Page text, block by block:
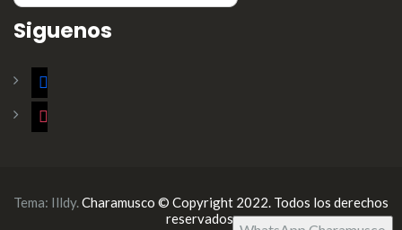
Siguenos
facebook
instagram
Tema: Illdy.Charamusco © Copyright 2022. Todos los derechos
reservados.